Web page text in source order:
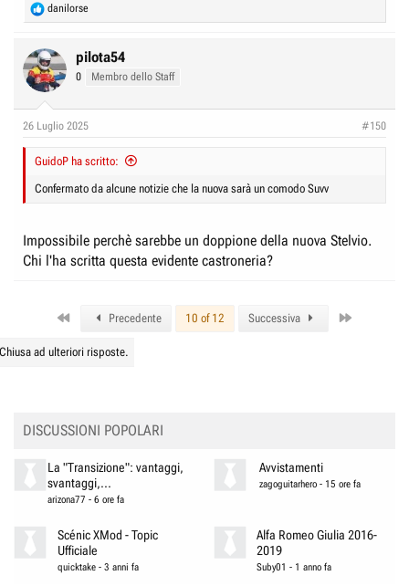
R
e
c
t
i
s
danilorse
pilota54
0 Membro dello Staff
26 Luglio 2025 #150
GuidoP ha scritto:
Confermato da alcune notizie che la nuova sarà un comodo Suvv
Impossibile perchè sarebbe un doppione della nuova Stelvio.
Chi l'ha scritta questa evidente castroneria?
Precedente 10 of 12 Successiva
ad ulteriori risposte.
DISCUSSIONI POPOLARI
La "Transizione": vantaggi,
svantaggi,...
arizona77 - 6 ore fa
Avvistamenti
zagoguitarhero - 15 ore fa
Scénic XMod - Topic
Ufficiale
quicktake -3 anni fa
Alfa Romeo Giulia 2016-
2019
Suby01 - 1 anno fa